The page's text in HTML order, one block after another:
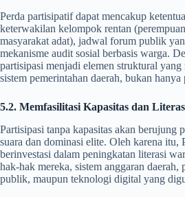
Perda partisipatif dapat mencakup
keterwakilan kelompok rentan
masyarakat adat), jadwal forum publik
mekanisme audit sosial berbasis warga.
partisipasi menjadi elemen struktural yang
sistem pemerintahan daerah, bukan
5.2. Memfasilitasi Kapasitas dan
Partisipasi tanpa kapasitas akan berujung
suara dan dominasi elite. Oleh karena itu,
berinvestasi dalam peningkatan literasi
hak-hak mereka, sistem anggaran daerah,
publik, maupun teknologi digital yang